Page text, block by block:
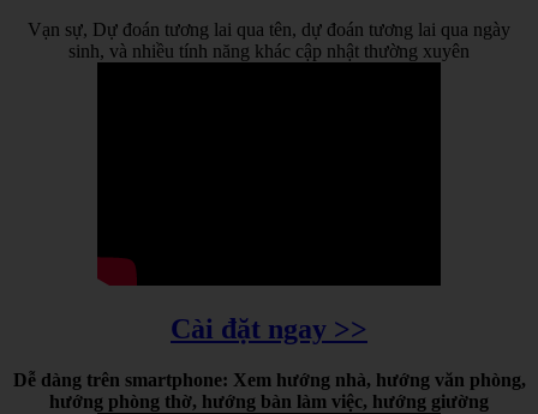
Vạn sự, Dự đoán tương lai qua tên, dự đoán tương lai qua ngày
sinh, và nhiều tính năng khác cập nhật thường xuyên
Cài đặt ngay >>
Dễ dàng trên smartphone: Xem hướng nhà, hướng văn phòng,
hướng phòng thờ, hướng bàn làm việc, hướng giường